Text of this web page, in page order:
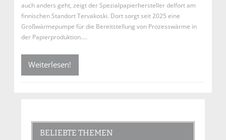
auch anders geht, zeigt der Spezialpapierhersteller delfort am
finnischen Standort Tervakoski. Dort sorgt seit 2025 eine
Großwärmepumpe für die Bereitstellung von Prozesswärme in
der Papierproduktion.…
Weiterlesen!
BELIEBTE THEMEN